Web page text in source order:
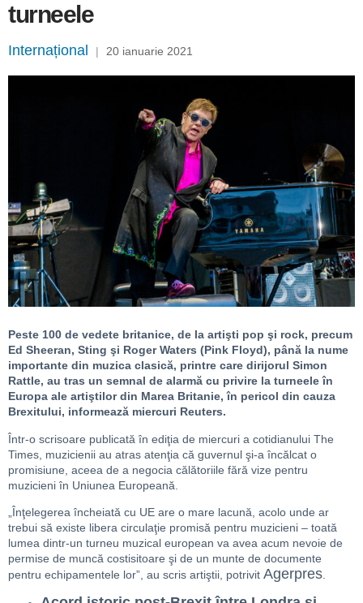
turneele
Internațional | 20 ianuarie 2021
Peste 100 de vedete britanice, de la artişti pop şi rock, precum
Ed Sheeran, Sting şi Roger Waters (Pink Floyd), până la nume
importante din muzica clasică, printre care dirijorul Simon
Rattle, au tras un semnal de alarmă cu privire la turneele în
Europa ale artiştilor din Marea Britanie, în pericol din cauza
Brexitului, informează miercuri Reuters.
Într-o scrisoare publicată în ediţia de miercuri a cotidianului The
Times, muzicienii au atras atenţia că guvernul şi-a încălcat o
promisiune, aceea de a negocia călătoriile fără vize pentru
muzicieni în Uniunea Europeană.
„Înţelegerea încheiată cu UE are o mare lacună, acolo unde ar
trebui să existe libera circulaţie promisă pentru muzicieni – toată
lumea dintr-un turneu muzical european va avea acum nevoie de
permise de muncă costisitoare şi de un munte de documente
pentru echipamentele lor”, au scris artiştii, potrivit Agerpres